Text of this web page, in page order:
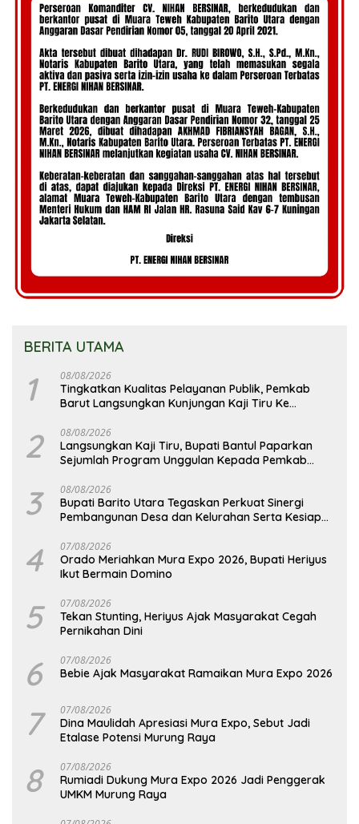
BERITA UTAMA
1 08/08/2026
Tingkatkan Kualitas Pelayanan Publik, Pemkab
Barut Langsungkan Kunjungan Kaji Tiru Ke
2 08/08/2026
Langsungkan Kaji Tiru, Bupati Bantul Paparkan
Sejumlah Program Unggulan Kepada Pemkab
3 08/08/2026
Bupati Barito Utara Tegaskan Perkuat Sinergi
Pembangunan Desa dan Kelurahan Serta Kesiapan
4 07/08/2026
Orado Meriahkan Mura Expo 2026, Bupati Heriyus
Ikut Bermain Domino
5 07/08/2026
Tekan Stunting, Heriyus Ajak Masyarakat Cegah
Pernikahan Dini
6 07/08/2026
Bebie Ajak Masyarakat Ramaikan Mura Expo 2026
7 07/08/2026
Dina Maulidah Apresiasi Mura Expo, Sebut Jadi
Etalase Potensi Murung Raya
8 07/08/2026
Rumiadi Dukung Mura Expo 2026 Jadi Penggerak
UMKM Murung Raya